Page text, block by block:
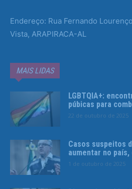
Endereço: Rua Fernando
Vista, ARAPIRACA-AL
MAIS LIDAS
LGBTQIA+:
púbicas para
22 de outubro de 2025
Casos suspeitos
aumentar no
1 de outubro de 2025